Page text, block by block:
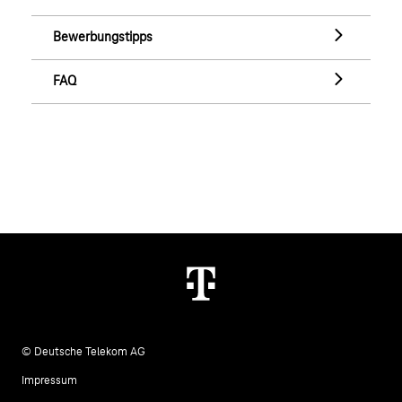
Bewerbungstipps
Bewerbungstipps
FAQ
FAQ
© Deutsche Telekom AG
Impressum